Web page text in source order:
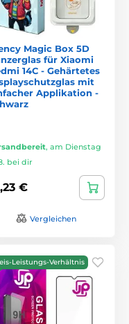
Magic Box 5D
für Xiaomi
14C - Gehärtetes
mit
Applikation -
, am Dienstag
8. bei dir
€
Vergleichen
Leistungs-Verhältnis